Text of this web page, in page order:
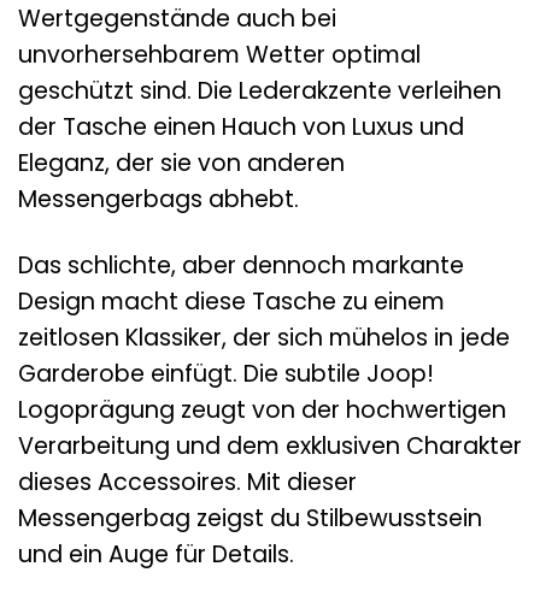
Wertgegenstände auch bei
unvorhersehbarem Wetter optimal
geschützt sind. Die Lederakzente verleihen
der Tasche einen Hauch von Luxus und
Eleganz, der sie von anderen
Messengerbags abhebt.
Das schlichte, aber dennoch markante
Design macht diese Tasche zu einem
zeitlosen Klassiker, der sich mühelos in jede
Garderobe einfügt. Die subtile Joop!
Logoprägung zeugt von der hochwertigen
Verarbeitung und dem exklusiven Charakter
dieses Accessoires. Mit dieser
Messengerbag zeigst du Stilbewusstsein
und ein Auge für Details.